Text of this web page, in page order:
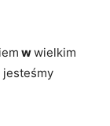
wwielkim
jesteśmy